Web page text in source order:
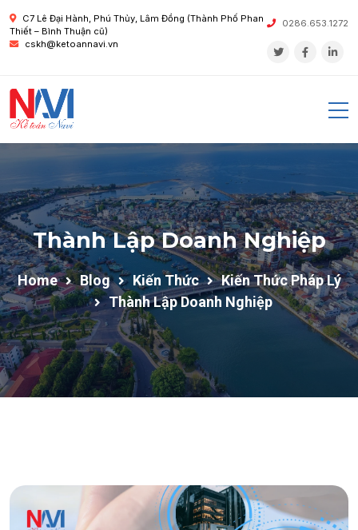
C7 Lê Đại Hành, Phú Thủy, Lâm Đồng (Thành Phố Phan
Thiết – Bình Thuận cũ)
cskh@ketoannavi.vn
0286.653.1272
Thành Lập Doanh Nghiệp
Home Blog Kiến Thức
Kiến Thức Pháp Lý
Thành Lập Doanh Nghiệp